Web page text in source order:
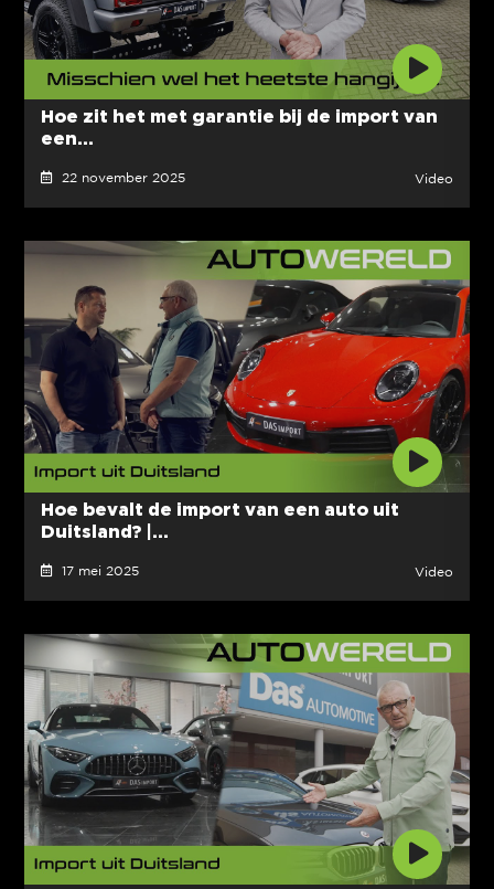
Hoe zit het met garantie bij de import van
een...
22 november 2025 Video
Hoe bevalt de import van een auto uit
Duitsland? |...
17 mei 2025 Video